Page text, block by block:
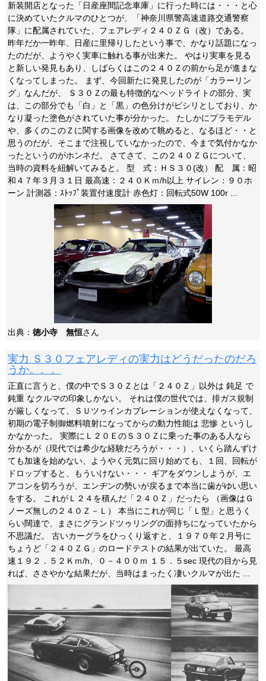
新装開店となった「日産座間記念車庫」に行った時には・・・と心
に決めていたクルマのひとつが、「神奈川県警高速道路交通警察
隊」に配属されていた、フェアレディ２４０ＺＧ（改）である。
昨年だか一昨年、日産に里帰りしたという事で、かなり話題になっ
たのだが、ようやく実車に触れる事が出来た。 やはり実車を見る
と新しい発見もあり、しばらくはこの２４０Ｚの前から足が進まな
くなってしまった。 まず、今回新たに発見したのが「カラーリン
グ」なんだが、 Ｓ３０Ｚの最も特徴的なヘッドライトの部分、実
は、この部分でも「白」と「黒」の色分けがピシリとしており、か
なり凝った塗色がされていた事が分かった。 たしかにプラモデル
や、多くのこのＺに関する画像を改めて眺めると、なるほど・・と
思うのだが、そこまで注視していなかったので、今まで気付かなか
ったというのがホンネだ。 さてさて、この２４０ＺＧについて、
当時の資料を紐解いてみると。 型 式：ＨＳ３０(改） 配 属：昭
和４７年３月３１日 最高速：２４０Ｋｍ/h以上 サイレン：９０ホ
ーン 計測器：ｽﾄｯﾌﾟ装置付速度計 赤色灯：回転式50W 100r ...
出典： 徳小寺 無恒さん
実力 Ｓ３０フェアレディの実力はどうだったのだろ
うか。。。
正直に言うと、僕の中でＳ３０Ｚとは「２４０Ｚ」以外は 鈍足 で
鈍重 なクルマの印象しかない。 それは僕の世代では、排ガス規制
が厳しくなって、ＳＵツゥインカブレーションが使えなくなって、
初期の電子制御燃料噴射になってからの動力性能は 悲惨 というし
かなかった。 実際にＬ２０ＥのＳ３０Ｚに乗った事のある人なら
分かるが（現代では希少な経験だろうが・・・）、いくら踏んずけ
ても加速を始めない、ようやく元気に回り始めても、１回、回転が
ドロップすると、もういけない・・・ ギアをダウンしようが、エ
アコンを切ろうが、エンヂンの勢いが戻るまで本当に歯がゆい思い
をする。 これがＬ２４を積んだ「２４０Ｚ」だったら （画像はＧ
ノーズ無しの２４０Ｚ－Ｌ） 本当にこれが同じ「Ｌ型」と思うく
らい闊達で、まさにグランドツゥリングの面持ちになっていたから
不思議だ。 古いカーグラをひっくり返すと、１９７０年２月号に
ちょうど「２４０ＺＧ」のロードテストの結果が出ていた。 最高
速１９２．５２Ｋｍ/h、０－４００ｍ １５．５sec 現代の目から見
れば、ささやかな結果だが、当時はまったく凄いクルマが出た ...